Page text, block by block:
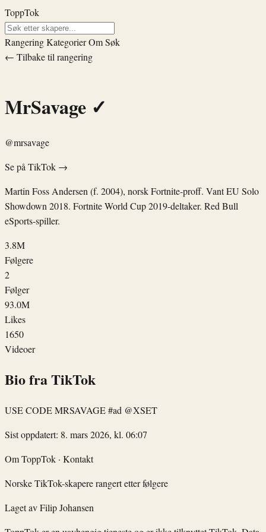
ToppTok
RangeringKategorierOmSøk
← Tilbake til rangering
MrSavage ✓
@mrsavage
Se på TikTok →
Martin Foss Andersen (f. 2004), norsk Fortnite-proff. Vant EU Solo
Showdown 2018. Fortnite World Cup 2019-deltaker. Red Bull
eSports-spiller.
3.8M
Følgere
2
Følger
93.0M
Likes
1650
Videoer
Bio fra TikTok
USE CODE MRSAVAGE #ad @XSET
Sist oppdatert: 8. mars 2026, kl. 06:07
Om ToppTok · Kontakt
Norske TikTok-skapere rangert etter følgere
Laget avFilip Johansen